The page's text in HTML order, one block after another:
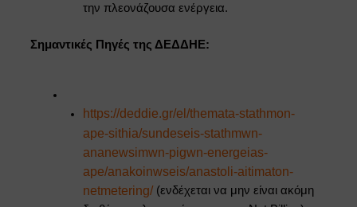
την πλεονάζουσα ενέργεια.
Σημαντικές Πηγές της ΔΕΔΔΗΕ:
https://deddie.gr/el/themata-stathmon-
ape-sithia/sundeseis-stathmwn-
ananewsimwn-pigwn-energeias-
ape/anakoinwseis/anastoli-aitimaton-
netmetering/(ενδέχεται να μην είναι ακόμη